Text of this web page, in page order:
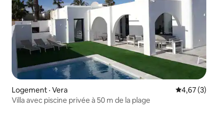
mee naartoe willen nemen.
Logement · Vera Note
4,67 (3)
Villa avec piscine privée à 50 m de la plage